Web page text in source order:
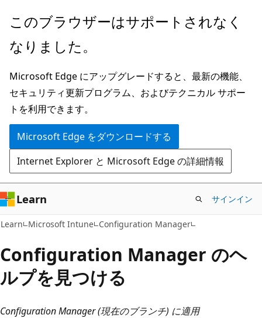
メ
ン
ン
テ
ン
ツ
に
ス
キ
ッ
プ
このブラウザーはサポートされなく
なりました。
Microsoft Edge にアップグレードすると、最新の機能、
セキュリティ更新プログラム、およびテクニカル サポー
トを利用できます。
Microsoft Edge をダウンロードする
Internet Explorer と Microsoft Edge の詳細情報
Learn サインイン
Learn Microsoft Intune Configuration Manager
Configuration Manager のヘ
ルプを見つける
Configuration Manager (現在のブランチ) に適用